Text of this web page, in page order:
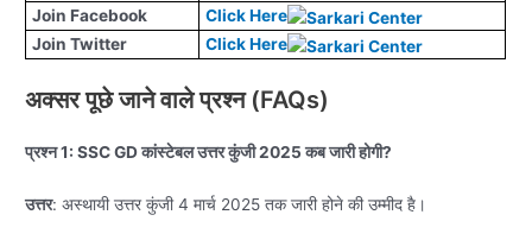
Join Facebook
Click Here
Join Twitter
Click Here
अक्सर पूछे जाने वाले प्रश्न (FAQs)
प्रश्न 1: SSC GD कांस्टेबल उत्तर कुंजी 2025 कब जारी होगी?
उत्तर: अस्थायी उत्तर कुंजी 4 मार्च 2025 तक जारी होने की उम्मीद है।